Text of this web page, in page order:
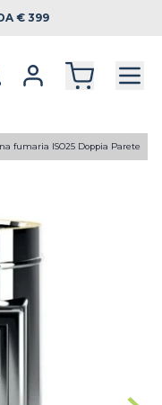
€ 399
fumaria ISO25 Doppia Parete